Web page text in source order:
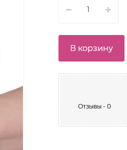
В корзину
Отзывы - 0